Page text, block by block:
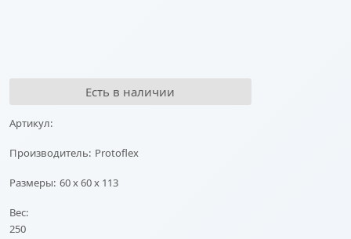
Есть в наличии
Артикул:
Производитель: Protoflex
Размеры: 60 x 60 x 113
Вес:
250